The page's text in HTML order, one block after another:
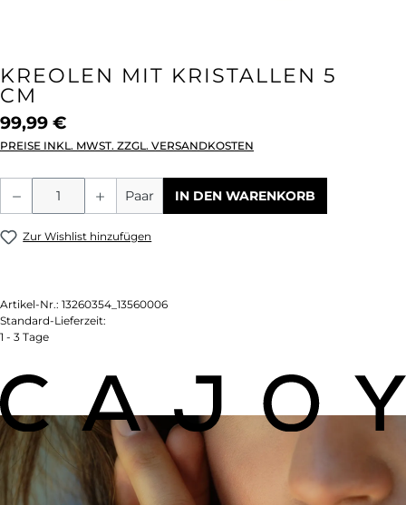
KREOLEN MIT KRISTALLEN 5
CM
99,99 €
PREISE INKL. MWST. ZZGL. VERSANDKOSTEN
Produkt Anzahl: Gib den gewünschten
Paar IN DEN WARENKORB
Zur Wishlist hinzufügen
Artikel-Nr.: 13260354_13560006
Standard-Lieferzeit:
1 - 3 Tage